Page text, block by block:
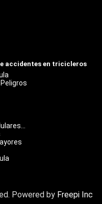
accidentes en tricicleros
Powered by Freepi Inc